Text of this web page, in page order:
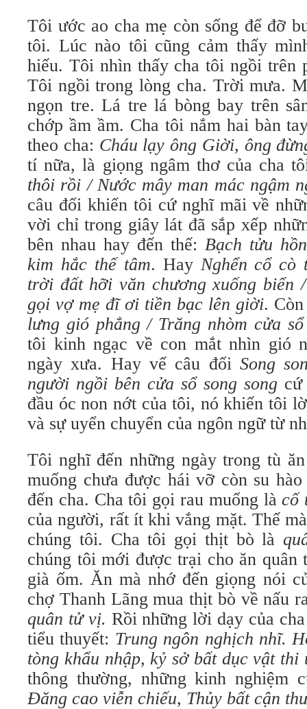
Tôi ước ao cha mẹ còn sống để đỡ
tôi. Lúc nào tôi cũng cảm thấy
hiếu. Tôi nhìn thấy cha tôi ngồi trên
Tôi ngồi trong lòng cha. Trời mưa.
ngọn tre. Lá tre lá bòng bay trên
chớp ầm ầm. Cha tôi nắm hai bàn
theo cha: Cháu lạy ông Giời, ông
tí nữa, là giọng ngâm thơ của cha
thôi rồi / Nước mây man mác ngậm
câu đối khiến tôi cứ nghĩ mãi về
vời chỉ trong giây lát đã sắp xếp
bên nhau hay đến thế: Bạch tửu
kim hắc thế tâm. Hay Nghển cổ cò
trời đất hỡi văn chương xuống biển
gọi vợ mẹ đĩ ơi tiền bạc lên giời.
lưng gió phẳng / Trăng nhòm cửa
tôi kinh ngạc về con mắt nhìn gió
ngày xưa. Hay vế câu đối Song
người ngồi bên cửa sổ song song
đầu óc non nớt của tôi, nó khiến tôi
và sự uyển chuyển của ngôn ngữ từ
Tôi nghĩ đến những ngày trong tù
muống chưa được hái vỡ còn su
đến cha. Cha tôi gọi rau muống làcố
của người, rất ít khi vắng mặt. Thế
chúng tôi. Cha tôi gọi thịt bò là
chúng tôi mới được trại cho ăn
già ốm. Ăn mà nhớ đến giọng nói
chợ Thanh Lãng mua thịt bò về nấu
quân tử vị. Rồi những lời dạy của
tiểu thuyết: Trung ngôn nghịch nhĩ.
tòng khẩu nhập, kỷ sở bất dục vật thi
thông thường, những kinh nghiệm
Đăng cao viễn chiếu, Thủy bất cận